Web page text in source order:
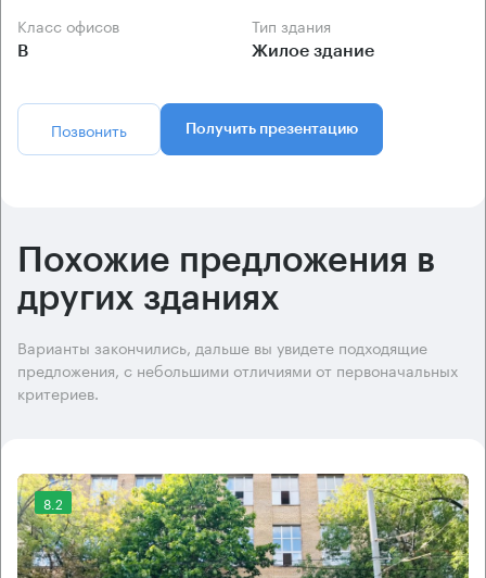
Класс офисов
B
Тип здания
Жилое здание
Позвонить Получить презентацию
Похожие предложения в
других зданиях
Варианты закончились, дальше вы увидете подходящие
предложения, с небольшими отличиями от первоначальных
критериев.
8.2